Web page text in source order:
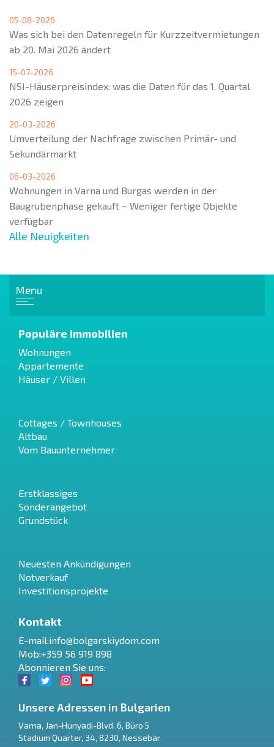
05-08-2026
Was sich bei den Datenregeln für Kurzzeitvermietungen
ab 20. Mai 2026 ändert
15-07-2026
NSI-Häuserpreisindex: was die Daten für das 1. Quartal
2026 zeigen
20-03-2026
Umverteilung der Nachfrage zwischen Primär- und
Sekundärmarkt
06-03-2026
Wohnungen in Varna und Burgas werden in der
Baugrubenphase gekauft – Weniger fertige Objekte
verfügbar
Alle Neuigkeiten
Menu
Populäre Immobilien
Wohnungen
Appartemente
Häuser / Villen
Cottages / Townhouses
Altbau
Vom Bauunternehmer
Erstklassiges
Sonderangebot
Grundstück
Neuesten Ankündigungen
Notverkauf
Investitionsprojekte
Kontakt
E-mail:info@bolgarskiydom.com
Mob:+359 56 919 898
Abonnieren Sie uns:
Unsere Adressen in Bulgarien
Varna, Jan-Hunyadi-Blvd. 6, Büro 5
Stadium Quarter, 34, 8230, Nessebar